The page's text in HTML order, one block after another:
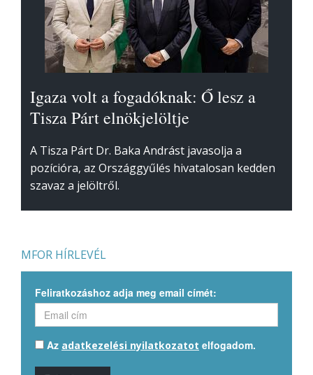
Igaza volt a fogadóknak: Ő lesz a
Tisza Párt elnökjelöltje
A Tisza Párt Dr. Baka Andrást javasolja a
pozícióra, az Országgyűlés hivatalosan kedden
szavaz a jelöltről.
MFOR HÍRLEVÉL
Feliratkozáshoz adja meg email címét:
Az adatkezelési nyilatkozatot elfogadom.